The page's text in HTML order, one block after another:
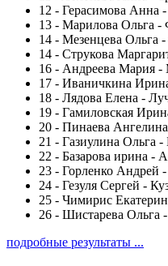
12 - Герасимова Анна
13 - Марилова Ольга
14 - Мезенцева Ольга
14 - Струкова
16 - Андреева Мария
17 - Иваничкина
18 - Лядова Елена -
19 - Гамиловская
20 - Пинаева
21 - Газиулина Ольга
22 - Базарова ирина -
23 - Горленко Андрей
24 - Гезуля Сергей -
25 - Чимирис
26 - Шистарева Ольга
подробные результаты ...